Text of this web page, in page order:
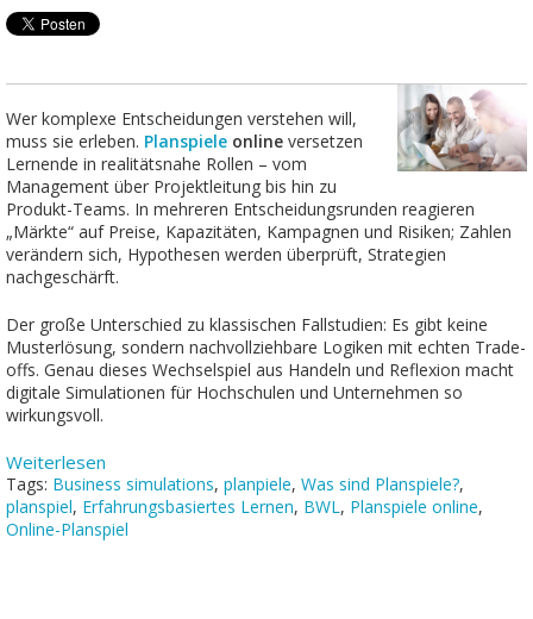
Wer komplexe Entscheidungen verstehen will,
muss sie erleben. Planspiele online versetzen
Lernende in realitätsnahe Rollen – vom
Management über Projektleitung bis hin zu
Produkt-Teams. In mehreren Entscheidungsrunden reagieren
„Märkte“ auf Preise, Kapazitäten, Kampagnen und Risiken; Zahlen
verändern sich, Hypothesen werden überprüft, Strategien
nachgeschärft.
Der große Unterschied zu klassischen Fallstudien: Es gibt keine
Musterlösung, sondern nachvollziehbare Logiken mit echten Trade-
offs. Genau dieses Wechselspiel aus Handeln und Reflexion macht
digitale Simulationen für Hochschulen und Unternehmen so
wirkungsvoll.
Weiterlesen
Tags: Business simulations, planpiele, Was sind Planspiele?,
planspiel, Erfahrungsbasiertes Lernen, BWL, Planspiele online,
Online-Planspiel